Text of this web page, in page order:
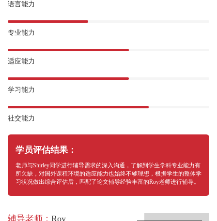
语言能力
专业能力
适应能力
学习能力
社交能力
学员评估结果：
老师与Shirley同学进行辅导需求的深入沟通，了解到学生学科专业能力有
所欠缺，对国外课程环境的适应能力也始终不够理想，根据学生的整体学
习状况做出综合评估后，匹配了论文辅导经验丰富的Roy老师进行辅导。
辅导老师： Roy